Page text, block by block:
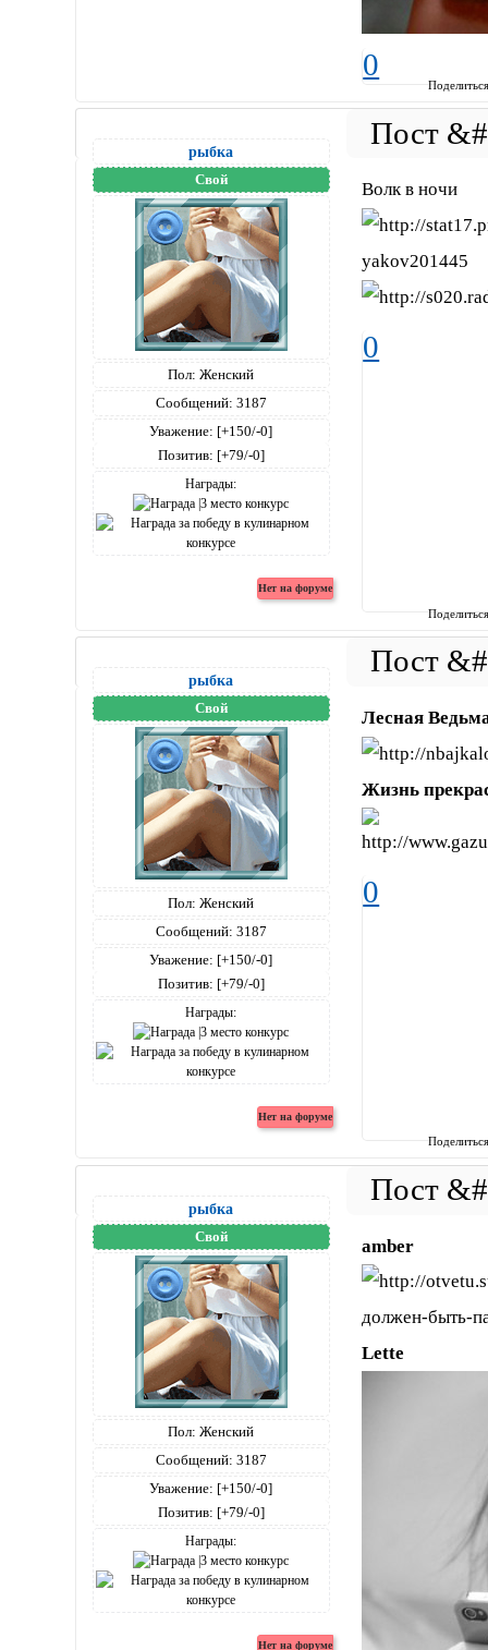
0
рыбка
Свой
Пол: Женский
Сообщений: 3187
Уважение: [+150/-0]
Позитив: [+79/-0]
Награды:
Волк в ночи
yakov201445
0
рыбка
Свой
Пол: Женский
Сообщений: 3187
Уважение: [+150/-0]
Позитив: [+79/-0]
Награды:
Лесная
Жизнь
0
рыбка
Свой
Пол: Женский
Сообщений: 3187
Уважение: [+150/-0]
Позитив: [+79/-0]
Награды:
amber
Lette